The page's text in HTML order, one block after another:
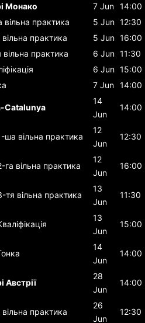
Монако 7 Jun 14:00
вільна практика 5 Jun 12:30
вільна практика 5 Jun 16:00
вільна практика 6 Jun 11:30
6 Jun 15:00
7 Jun 14:00
Catalunya
14
Jun
14:00
ша вільна практика
12
Jun
12:30
га вільна практика
12
Jun
16:00
тя вільна практика
13
Jun
11:30
13
Jun
15:00
14
Jun
14:00
Австрії
28
Jun
14:00
практика
26
Jun
12:30